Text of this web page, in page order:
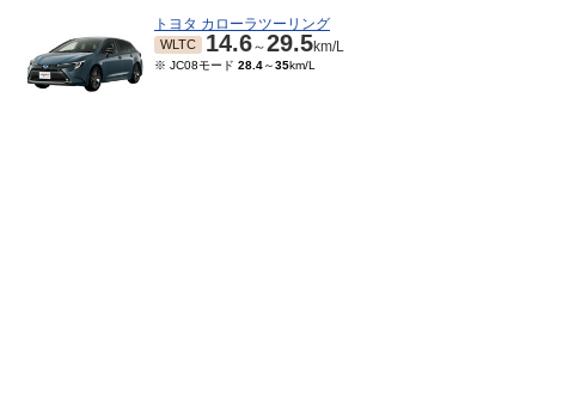
トヨタ カローラツーリング
WLTC 14.6～29.5km/L
※ JC08モード 28.4～35km/L